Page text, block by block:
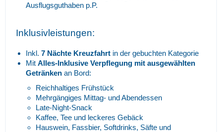
Ausflugsguthaben p.P.
Inklusivleistungen:
Inkl. 7 Nächte Kreuzfahrt in der gebuchten Kategorie
Mit Alles-Inklusive Verpflegung mit ausgewählten
Getränken an Bord:
Reichhaltiges Frühstück
Mehrgängiges Mittag- und Abendessen
Late-Night-Snack
Kaffee, Tee und leckeres Gebäck
Hauswein, Fassbier, Softdrinks, Säfte und